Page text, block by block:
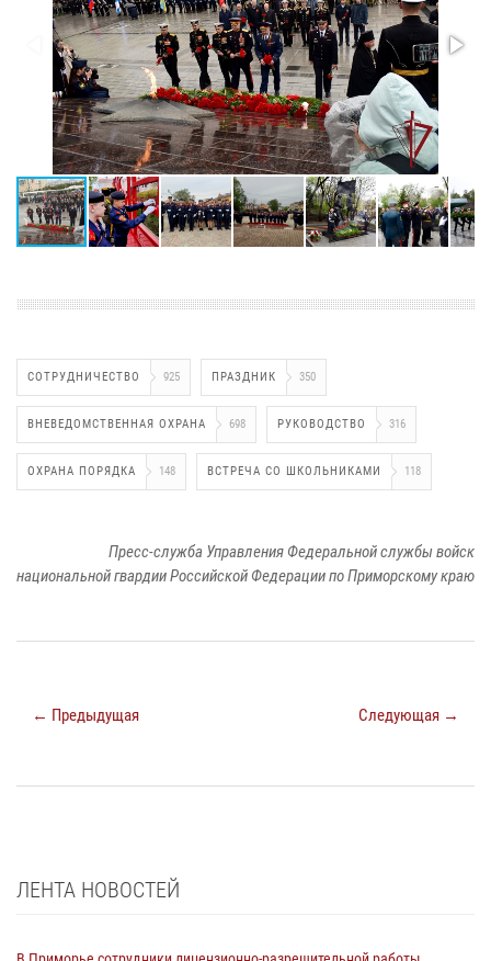
СОТРУДНИЧЕСТВО 925 ПРАЗДНИК 350
ВНЕВЕДОМСТВЕННАЯ ОХРАНА 698 РУКОВОДСТВО 316
ОХРАНА ПОРЯДКА 148 ВСТРЕЧА СО ШКОЛЬНИКАМИ 118
Пресс-служба Управления Федеральной службы войск
национальной гвардии Российской Федерации по Приморскому краю
← Предыдущая Следующая →
ЛЕНТА НОВОСТЕЙ